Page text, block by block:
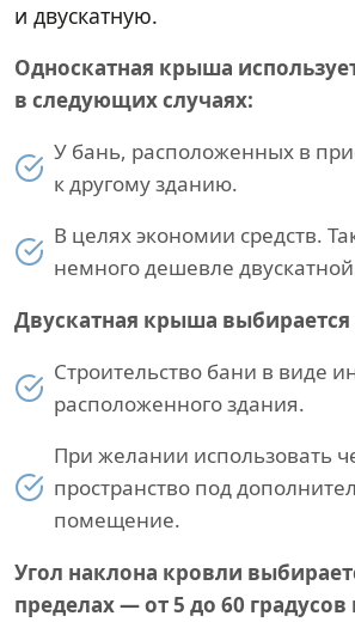
и двускатную.
Односкатная крыша
в следующих случаях:
У бань, расположенных в
к другому зданию.
В целях экономии средств.
немного дешевле
Двускатная крыша выбирается
Строительство бани в виде
расположенного здания.
При желании использовать
пространство под
помещение.
Угол наклона кровли
пределах — от 5 до 60 градусов